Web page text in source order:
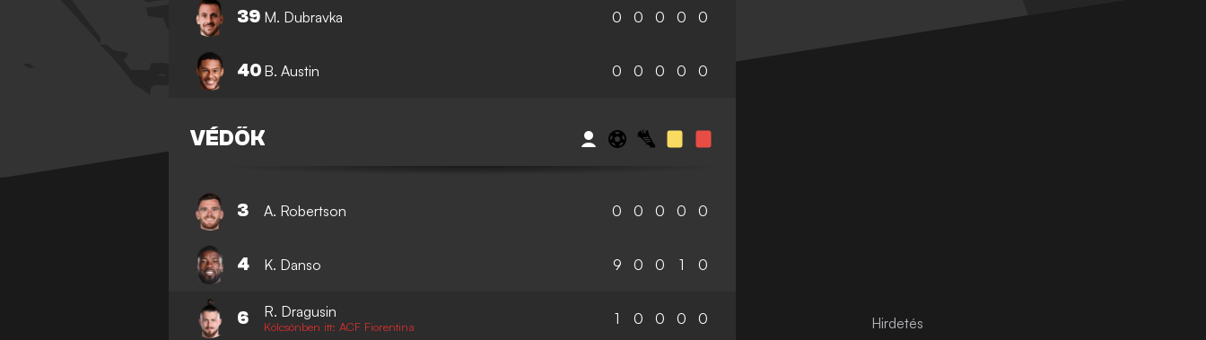
39 M. Dubravka 0 0 0 0 0
40 B. Austin 0 0 0 0 0
VÉDŐK
3 A. Robertson 0 0 0 0 0
4 K. Danso 9 0 0 1 0
6 R. Dragusin
Kölcsönben itt: ACF Fiorentina 1 0 0 0 0